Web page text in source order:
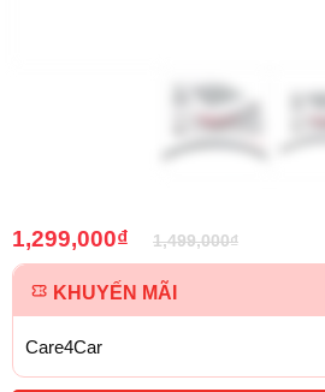
1,299,000₫ 1,499,000₫
KHUYẾN MÃI
Care4Car